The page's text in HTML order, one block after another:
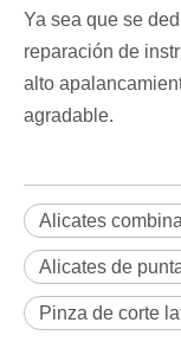
Ya sea que se
reparación de
alto
agradable.
Alicates
Alicates de
Pinza de corte